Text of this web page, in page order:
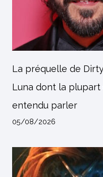
La préquelle de
Luna dont la plupart
entendu parler
05/08/2026